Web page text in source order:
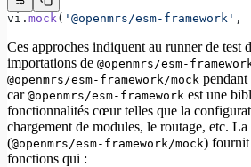
vi. mock ( '@openmrs/esm-framework' ,
Ces approches indiquent au runner de test
importations de @openmrs/esm-
@openmrs/esm-framework/mock pendant
car @openmrs/esm-framework est une
fonctionnalités cœur telles que la
chargement de modules, le routage, etc.
(@openmrs/esm-framework/mock) fournit
fonctions qui :